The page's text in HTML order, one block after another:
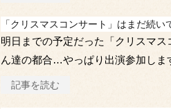
「クリスマスコンサート」はまだ続い
明日までの予定だった「クリスマ
ん達の都合…やっぱり出演参加しま
記事を読む